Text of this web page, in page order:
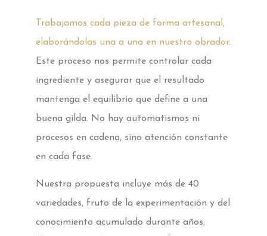
Trabajamos cada pieza de forma artesanal,
elaborándolas una a una en nuestro obrador.
Este proceso nos permite controlar cada
ingrediente y asegurar que el resultado
mantenga el equilibrio que define a una
buena gilda. No hay automatismos ni
procesos en cadena, sino atención constante
en cada fase.
Nuestra propuesta incluye más de 40
variedades, fruto de la experimentación y del
conocimiento acumulado durante años.